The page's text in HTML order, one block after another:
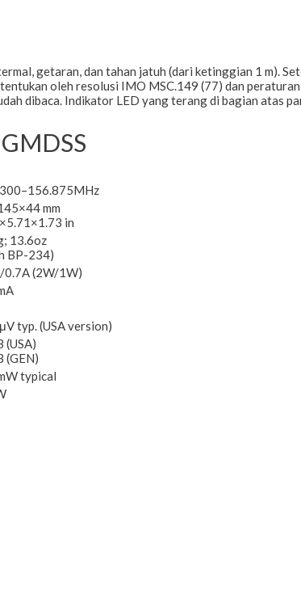
getaran, dan tahan jatuh (dari ketinggian 1 m).
oleh resolusi IMO MSC.149 (77) dan
dibaca. Indikator LED yang terang di bagian atas
mm
in
13.6oz
BP-234)
0.7A (2W/1W)
typ. (USA version)
(USA)
(GEN)
typical